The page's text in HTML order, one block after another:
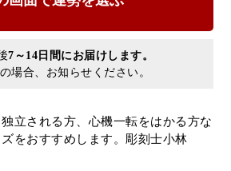
7～14日間にお届けします。
場合、お知らせください。
立される方、心機一転をはかる方な
をおすすめします。彫刻士小林